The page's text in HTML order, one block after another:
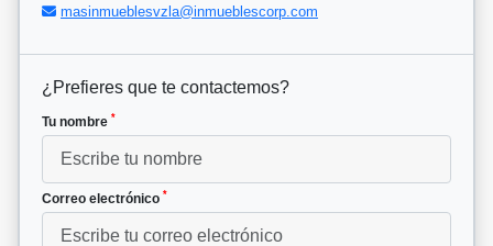
masinmueblesvzla@inmueblescorp.com
¿Prefieres que te contactemos?
Tu nombre *
Correo electrónico *